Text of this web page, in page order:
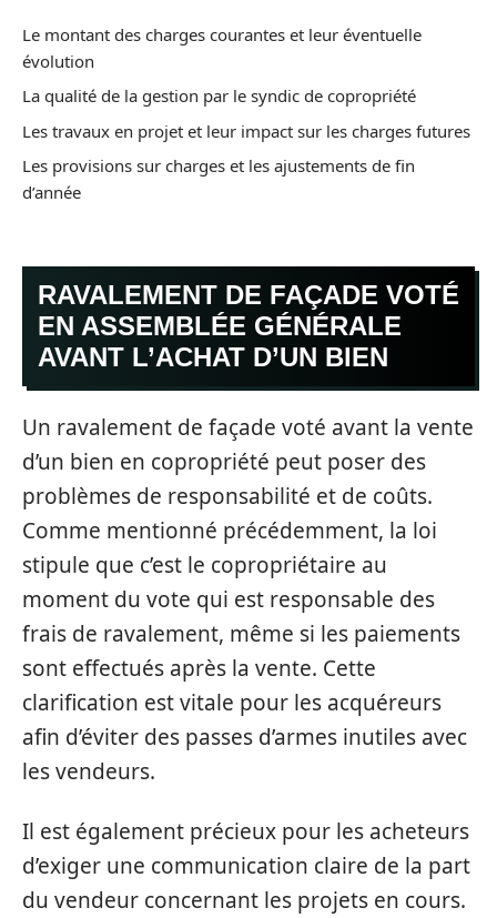
Le montant des charges courantes et leur éventuelle
évolution
La qualité de la gestion par le syndic de copropriété
Les travaux en projet et leur impact sur les charges futures
Les provisions sur charges et les ajustements de fin
d’année
RAVALEMENT DE FAÇADE VOTÉ
EN ASSEMBLÉE GÉNÉRALE
AVANT L’ACHAT D’UN BIEN
Un ravalement de façade voté avant la vente
d’un bien en copropriété peut poser des
problèmes de responsabilité et de coûts.
Comme mentionné précédemment, la loi
stipule que c’est le copropriétaire au
moment du vote qui est responsable des
frais de ravalement, même si les paiements
sont effectués après la vente. Cette
clarification est vitale pour les acquéreurs
afin d’éviter des passes d’armes inutiles avec
les vendeurs.
Il est également précieux pour les acheteurs
d’exiger une communication claire de la part
du vendeur concernant les projets en cours.